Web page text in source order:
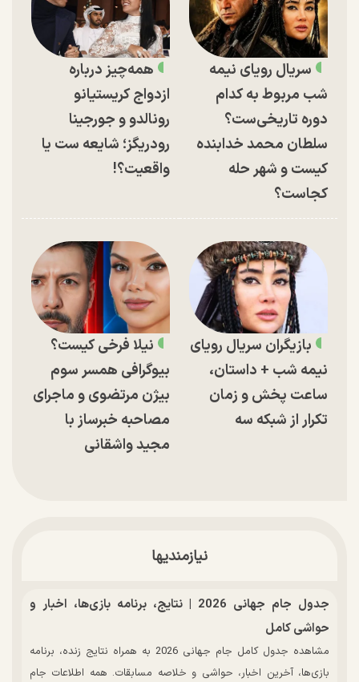
سریال رویای نیمه
شب مربوط به کدام
دوره تاریخی‌ست؟
سلطان محمد خدابنده
کیست و شهر حله
کجاست؟
همه‌چیز درباره
ازدواج کریستیانو
رونالدو و جورجینا
رودریگز؛ شایعه ست یا
واقعیت؟!
بازیگران سریال رویای
نیمه شب + داستان،
ساعت پخش و زمان
تکرار از شبکه سه
نیلا فرخی کیست؟
بیوگرافی همسر سوم
بیژن مرتضوی و ماجرای
مصاحبه خبرساز با
مجید واشقانی
نیازمندیها
جدول جام جهانی 2026 | نتایج، برنامه بازی‌ها، اخبار و
حواشی کامل
مشاهده جدول کامل جام جهانی 2026 به همراه نتایج زنده، برنامه
بازی‌ها، آخرین اخبار، حواشی و خلاصه مسابقات. همه اطلاعات جام